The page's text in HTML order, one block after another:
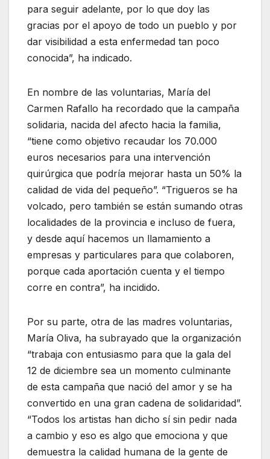
para seguir adelante, por lo que doy las
gracias por el apoyo de todo un pueblo y por
dar visibilidad a esta enfermedad tan poco
conocida”, ha indicado.
En nombre de las voluntarias, María del
Carmen Rafallo ha recordado que la campaña
solidaria, nacida del afecto hacia la familia,
“tiene como objetivo recaudar los 70.000
euros necesarios para una intervención
quirúrgica que podría mejorar hasta un 50% la
calidad de vida del pequeño”. “Trigueros se ha
volcado, pero también se están sumando otras
localidades de la provincia e incluso de fuera,
y desde aquí hacemos un llamamiento a
empresas y particulares para que colaboren,
porque cada aportación cuenta y el tiempo
corre en contra”, ha incidido.
Por su parte, otra de las madres voluntarias,
María Oliva, ha subrayado que la organización
“trabaja con entusiasmo para que la gala del
12 de diciembre sea un momento culminante
de esta campaña que nació del amor y se ha
convertido en una gran cadena de solidaridad”.
“Todos los artistas han dicho sí sin pedir nada
a cambio y eso es algo que emociona y que
demuestra la calidad humana de la gente de